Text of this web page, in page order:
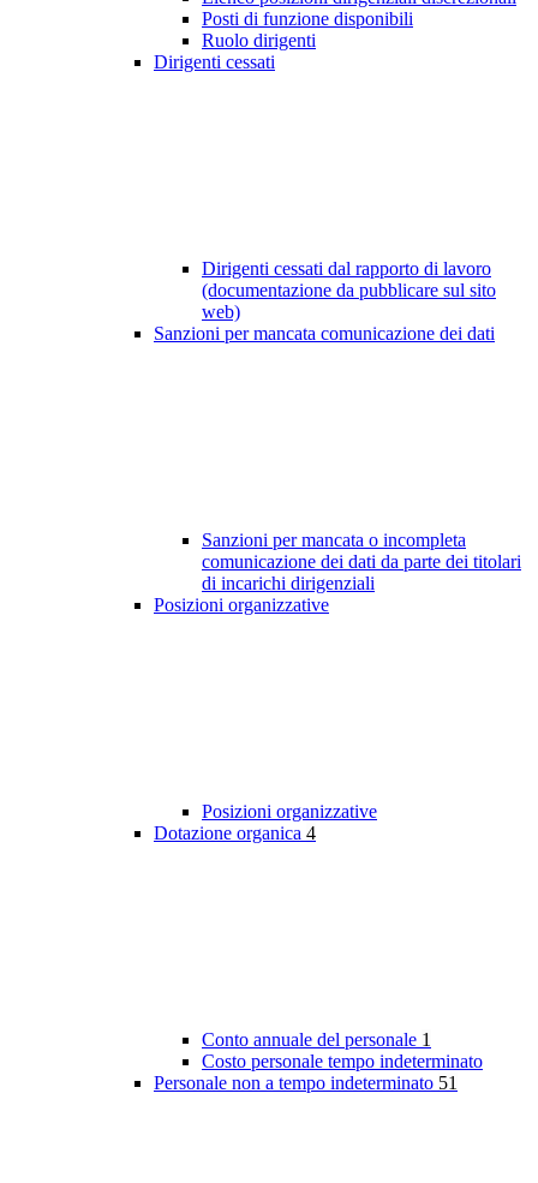
Posti di funzione disponibili
Ruolo dirigenti
Dirigenti cessati
Dirigenti cessati dal rapporto di lavoro
(documentazione da pubblicare sul sito
web)
Sanzioni per mancata comunicazione dei dati
Sanzioni per mancata o incompleta
comunicazione dei dati da parte dei titolari
di incarichi dirigenziali
Posizioni organizzative
Posizioni organizzative
Dotazione organica 4
Conto annuale del personale 1
Costo personale tempo indeterminato
Personale non a tempo indeterminato 51